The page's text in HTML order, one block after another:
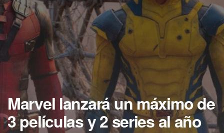
Marvel lanzará un máximo de
3 películas y 2 series al año